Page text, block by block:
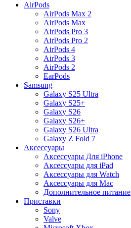
AirPods
AirPods Max 2
AirPods Max
AirPods Pro 3
AirPods Pro 2
AirPods 4
AirPods 3
AirPods 2
EarPods
Samsung
Galaxy S25 Ultra
Galaxy S25+
Galaxy S26
Galaxy S26+
Galaxy S26 Ultra
Galaxy Z Fold 7
Аксессуары
Аксессуары Для iPhone
Аксессуары для iPad
Аксессуары для Watch
Аксессуары для Mac
Дополнительное питание
Приставки
Sony
Valve